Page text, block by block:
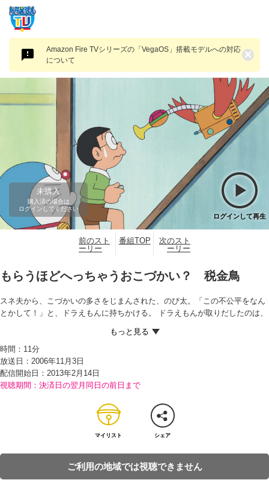
Amazon Fire TVシリーズの「VegaOS」搭載モデルへの対応
について
×
未購入
購入済の場合は
ログインしてください
ログインして再生
前のスト
ーリー
番組TOP
次のスト
ーリー
もらうほどへっちゃうおこづかい？ 税金鳥
スネ夫から、こづかいの多さをじまんされた、のび太。「この不公平をなん
とかして！」と、ドラえもんに持ちかける。 ドラえもんが取りだしたのは、
い人ほど、税金が高くなるしくみだという。 こづかいを使いはたしていたの
び太は、みんなの貯金からきびしく税金を取り立てる税金鳥のかつやくに、
ニンマリ。 ところが、そんなときにかぎって、のび太もたくさんこづかいを
もらってしまい…!?
時間： 11分
放送日：2006年11月3日
配信開始日： 2013年2月14日
視聴期間：決済日の翌月同日の前日まで
マイリスト シェア
ご利用の地域では視聴できません